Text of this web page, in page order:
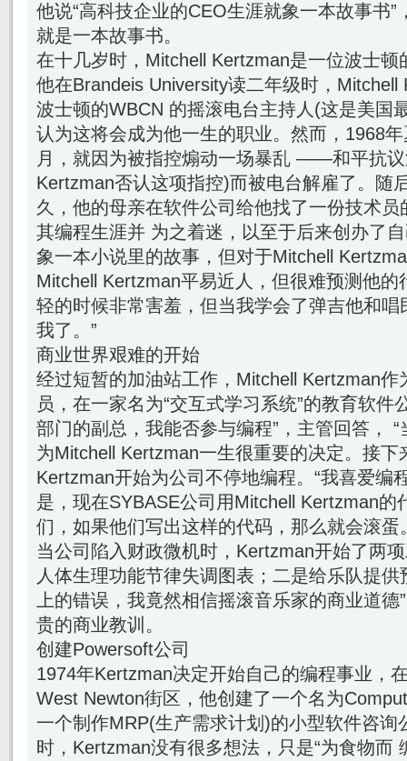
他说“高科技企业的CEO生涯就象一本故事书
就是一本故事书。
在十几岁时，Mitchell Kertzman是一位波士顿
他在Brandeis University读二年级时，
波士顿的WBCN 的摇滚电台主持人(这是美国
认为这将会成为他一生的职业。然而，1968
月，就因为被指控煽动一场暴乱 ――和平抗
Kertzman否认这项指控)而被电台解雇了。随
久，他的母亲在软件公司给他找了一份技术
其编程生涯并 为之着迷，以至于后来创办了
象一本小说里的故事，但对于Mitchell
Mitchell Kertzman平易近人，但很难预测他的
轻的时候非常害羞，但当我学会了弹吉他和
我了。”
商业世界艰难的开始
经过短暂的加油站工作，Mitchell Kertzman作
员，在一家名为“交互式学习系统”的教育软件
部门的副总，我能否参与编程”，主管回答，
为Mitchell Kertzman一生很重要的决定。接下
Kertzman开始为公司不停地编程。“我喜爱编
是，现在SYBASE公司用Mitchell Kertzman的
们，如果他们写出这样的代码，那么就会滚蛋
当公司陷入财政微机时，Kertzman开始了两
人体生理功能节律失调图表；二是给乐队提供
上的错误，我竟然相信摇滚音乐家的商业道
贵的商业教训。
创建Powersoft公司
1974年Kertzman决定开始自己的编程事业，
West Newton街区，他创建了一个名为
一个制作MRP(生产需求计划)的小型软件咨询
时，Kertzman没有很多想法，只是“为食物而